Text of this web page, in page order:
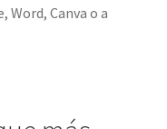
Canva o a